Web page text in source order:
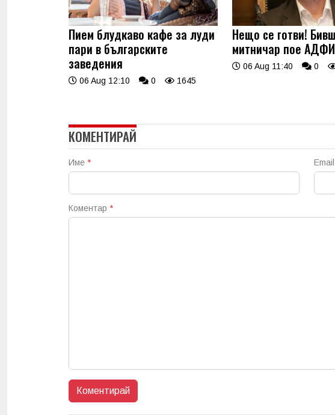
Пием блудкаво кафе за луди
пари в българските
заведения
06 Aug 12:10 0 1645
Нещо се готви! Бивш
митничар пое АДФИ
06 Aug 11:40 0
КОМЕНТИРАЙ
Име * Email
Коментар *